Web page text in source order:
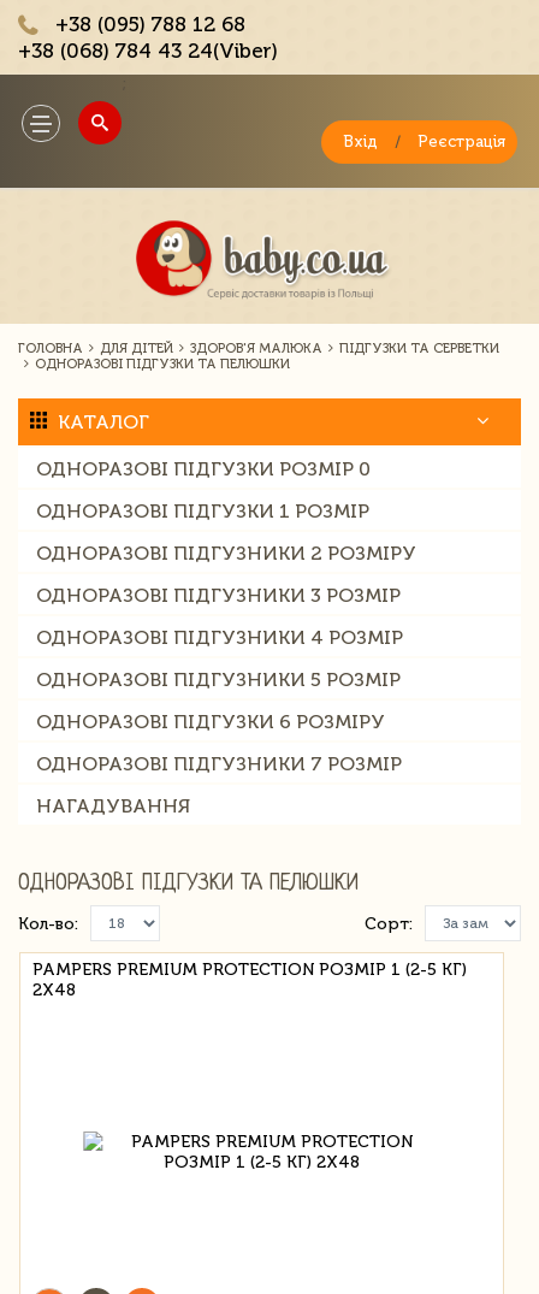
+38 (095) 788 12 68
+38 (068) 784 43 24(Viber)
Toggle
navigation
Вхід / Реєстрація
ГОЛОВНА ДЛЯ ДІТЕЙ ЗДОРОВ'Я МАЛЮКА
ПІДГУЗКИ ТА СЕРВЕТКИ
ОДНОРАЗОВІ ПІДГУЗКИ ТА ПЕЛЮШКИ
КАТАЛОГ
ОДНОРАЗОВІ ПІДГУЗКИ РОЗМІР 0
ОДНОРАЗОВІ ПІДГУЗКИ 1 РОЗМІР
ОДНОРАЗОВІ ПІДГУЗНИКИ 2 РОЗМІРУ
ОДНОРАЗОВІ ПІДГУЗНИКИ 3 РОЗМІР
ОДНОРАЗОВІ ПІДГУЗНИКИ 4 РОЗМІР
ОДНОРАЗОВІ ПІДГУЗНИКИ 5 РОЗМІР
ОДНОРАЗОВІ ПІДГУЗКИ 6 РОЗМІРУ
ОДНОРАЗОВІ ПІДГУЗНИКИ 7 РОЗМІР
НАГАДУВАННЯ
ОДНОРАЗОВІ ПІДГУЗКИ ТА ПЕЛЮШКИ
Кол-во: Сорт:
PAMPERS PREMIUM PROTECTION РОЗМІР 1 (2-5 КГ)
2X48